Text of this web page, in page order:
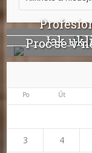
Jak
Proč se v
Po Út
3 4